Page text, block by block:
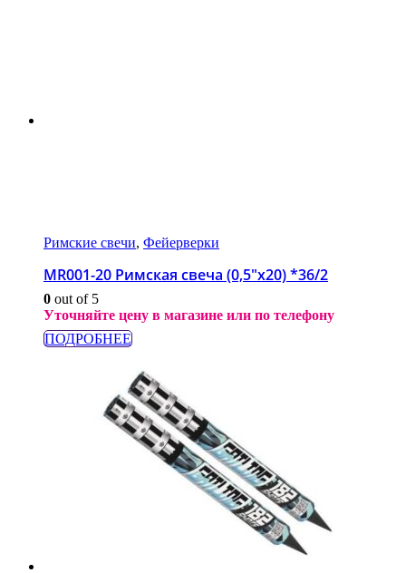
Римские свечи, Фейерверки
MR001-20 Римская свеча (0,5″х20) *36/2
0 out of 5
Уточняйте цену в магазине или по телефону
ПОДРОБНЕЕ